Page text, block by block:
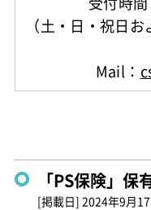
（土・日・祝日
Mail：
「PS保険」保
[掲載日] 2024年9月